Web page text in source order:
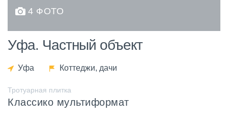
4 ФОТО
Уфа. Частный объект
Уфа Коттеджи, дачи
Тротуарная плитка
Классико мультиформат